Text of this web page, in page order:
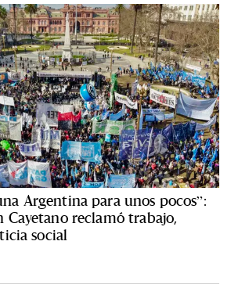
Argentina para unos pocos”:
Cayetano reclamó trabajo,
social